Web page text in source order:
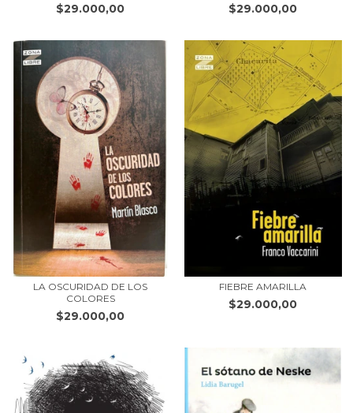
$29.000,00 $29.000,00
LA OSCURIDAD DE LOS
COLORES
$29.000,00
FIEBRE AMARILLA
$29.000,00